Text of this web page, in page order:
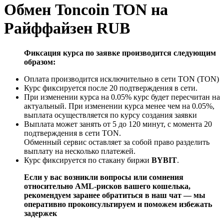
Обмен Toncoin TON на
Райффайзен RUB
Фиксация курса по заявке производится следующим
образом:
Оплата производится исключительно в сети TON (TON)
Курс фиксируется после 20 подтверждения в сети.
При изменении курса на 0.05% курс будет пересчитан на
актуальный. При изменении курса менее чем на 0.05%,
выплата осуществляется по курсу создания заявки
Выплата может занять от 5 до 120 минут, с момента 20
подтверждения в сети TON.
Обменный сервис оставляет за собой право разделить
выплату на несколько платежей.
Курс фиксируется по стакану биржи BYBIT.
Если у вас возникли вопросы или сомнения
относительно AML-рисков вашего кошелька,
рекомендуем заранее обратиться в наш чат — мы
оперативно проконсультируем и поможем избежать
задержек